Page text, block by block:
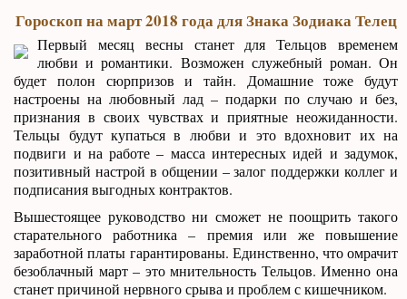
Гороскоп на март 2018 года для Знака Зодиака Телец
Первый месяц весны станет для Тельцов временем
любви и романтики. Возможен служебный роман. Он
будет полон сюрпризов и тайн. Домашние тоже будут
настроены на любовный лад – подарки по случаю и без,
признания в своих чувствах и приятные неожиданности.
Тельцы будут купаться в любви и это вдохновит их на
подвиги и на работе – масса интересных идей и задумок,
позитивный настрой в общении – залог поддержки коллег и
подписания выгодных контрактов.
Вышестоящее руководство ни сможет не поощрить такого
старательного работника – премия или же повышение
заработной платы гарантированы. Единственно, что омрачит
безоблачный март – это мнительность Тельцов. Именно она
станет причиной нервного срыва и проблем с кишечником.